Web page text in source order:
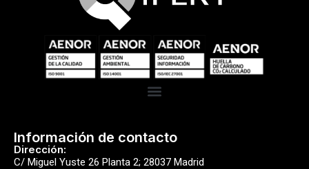
Información de contacto
Dirección:
C/ Miguel Yuste 26 Planta 2; 28037 Madrid